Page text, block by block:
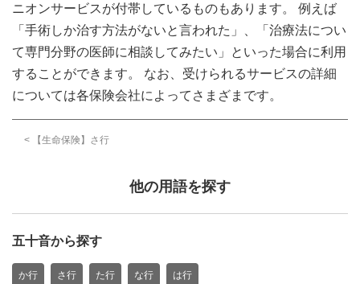
ニオンサービスが付帯しているものもあります。 例えば
「手術しか治す方法がないと言われた」、「治療法につい
て専門分野の医師に相談してみたい」といった場合に利用
することができます。 なお、受けられるサービスの詳細
については各保険会社によってさまざまです。
< 【生命保険】さ行
他の用語を探す
五十音から探す
か行 さ行 た行 な行 は行